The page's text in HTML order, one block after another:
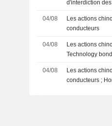
d'interdiction
04/08
Les actions
conducteurs
04/08
Les actions
Technology
04/08
Les actions
conducteurs ;